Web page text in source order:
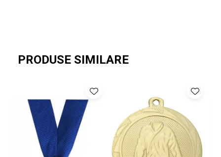
PRODUSE SIMILARE